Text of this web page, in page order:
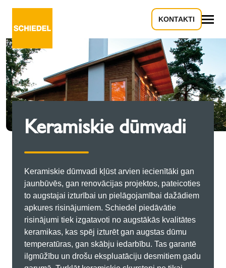
KONTAKTI
Keramiskie dūmvadi
Keramiskie dūmvadi kļūst arvien iecienītāki gan
jaunbūvēs, gan renovācijas projektos, pateicoties
to augstajai izturībai un pielāgojamībai dažādiem
apkures risinājumiem. Schiedel piedāvātie
risinājumi tiek izgatavoti no augstākās kvalitātes
keramikas, kas spēj izturēt gan augstas dūmu
temperatūras, gan skābju iedarbību. Tas garantē
ilgmūžību un drošu ekspluatāciju desmitiem gadu